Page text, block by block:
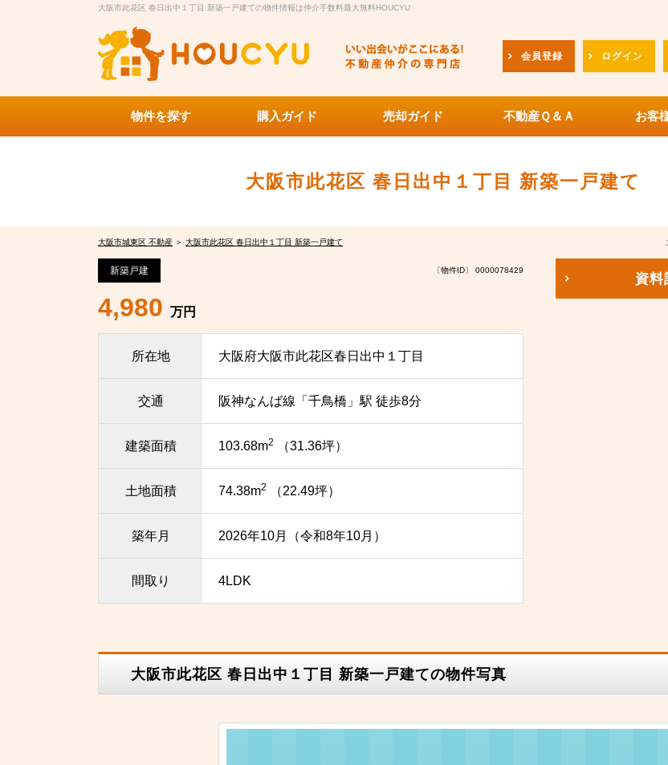
大阪市此花区 春日出中１丁目 新築一戸建ての物件情報は仲介手数料最大無料HOUCYU
会員登録 ログイン
物件を探す 購入ガイド 売却ガイド 不動産Ｑ＆Ａ お客
大阪市此花区 春日出中１丁目 新築一戸建て
大阪市城東区 不動産 ＞ 大阪市此花区 春日出中１丁目 新築一戸建て
〔物件ID〕 0000078429
新築戸建
4,980 万円
所在地 大阪府大阪市此花区春日出中１丁目
交通 阪神なんば線「千鳥橋」駅 徒歩8分
建築面積 103.68m2 （31.36坪）
土地面積 74.38m2 （22.49坪）
築年月 2026年10月（令和8年10月）
間取り 4LDK
資料
大阪市此花区 春日出中１丁目 新築一戸建ての物件写真